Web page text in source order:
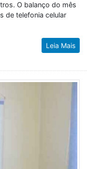
O balanço do mês
de telefonia celular
Leia Mais